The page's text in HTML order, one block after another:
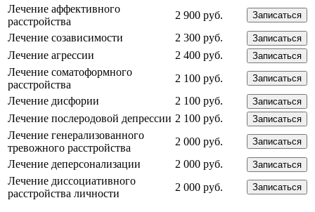
Лечение аффективного
расстройства
2 900 руб. Записаться
Лечение созависимости 2 300 руб. Записаться
Лечение агрессии 2 400 руб. Записаться
Лечение соматоформного
расстройства
2 100 руб. Записаться
Лечение дисфории 2 100 руб. Записаться
Лечение послеродовой депрессии 2 100 руб. Записаться
Лечение генерализованного
тревожного расстройства
2 000 руб. Записаться
Лечение деперсонализации 2 000 руб. Записаться
Лечение диссоциативного
расстройства личности
2 000 руб. Записаться